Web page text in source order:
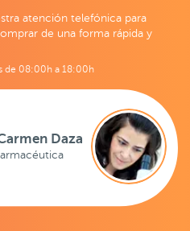
atención telefónica para
de una forma rápida y
de 08:00h a 18:00h
Daza